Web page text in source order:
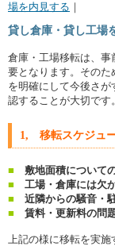
場を内見する ｜
貸し倉庫・貸し工場
倉庫・工場移転は、
要となります。そのた
を明確にして今後さ
認することが大切です。
1, 移転スケジュ
■
敷地面積について
■
工場・倉庫には欠
■
近隣からの騒音・
■
賃料・更新料の問
上記の様に移転を実